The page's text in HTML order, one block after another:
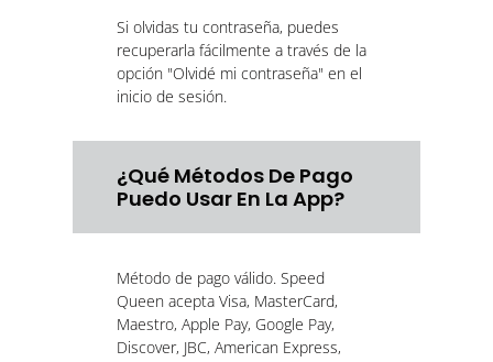
Si olvidas tu contraseña, puedes
recuperarla fácilmente a través de la
opción "Olvidé mi contraseña" en el
inicio de sesión.
¿Qué Métodos De Pago
Puedo Usar En La App?
Método de pago válido. Speed
Queen acepta Visa, MasterCard,
Maestro, Apple Pay, Google Pay,
Discover, JBC, American Express,